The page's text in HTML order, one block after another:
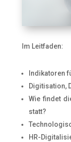
Im Leitfaden:
Indikatoren
Digitisation,
Wie findet
statt?
HR-